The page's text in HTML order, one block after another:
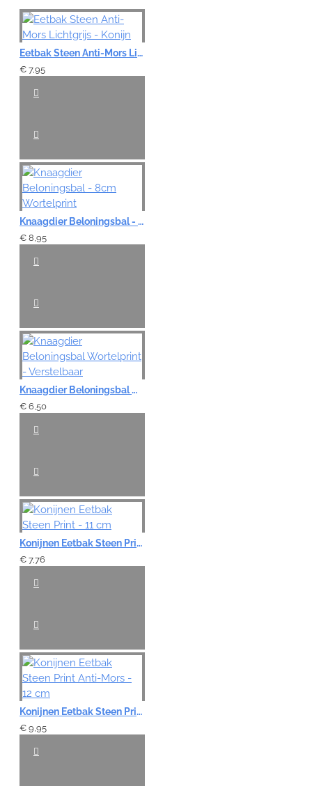
Eetbak Steen Anti-Mors Lichtgrijs - Konijn
€ 7,95
Knaagdier Beloningsbal - 8cm Wortelprint
€ 8,95
Knaagdier Beloningsbal Wortelprint - Verstelbaar
€ 6,50
Konijnen Eetbak Steen Print - 11 cm
€ 7,76
Konijnen Eetbak Steen Print Anti-Mors - 12 cm
€ 9,95